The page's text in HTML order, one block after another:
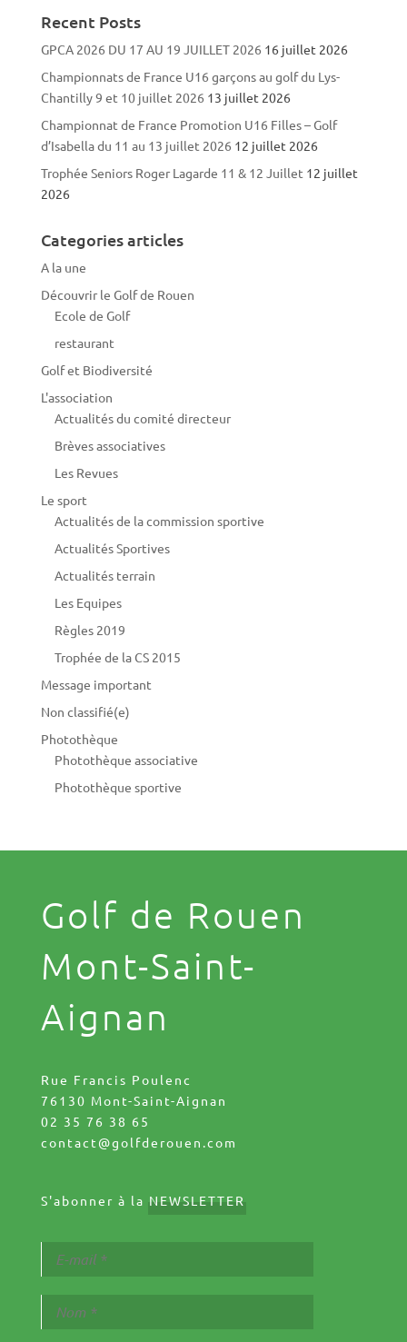
Recent Posts
GPCA 2026 DU 17 AU 19 JUILLET 2026 16 juillet 2026
Championnats de France U16 garçons au golf du Lys-
Chantilly 9 et 10 juillet 2026 13 juillet 2026
Championnat de France Promotion U16 Filles – Golf
d’Isabella du 11 au 13 juillet 2026 12 juillet 2026
Trophée Seniors Roger Lagarde 11 & 12 Juillet 12 juillet
2026
Categories articles
A la une
Découvrir le Golf de Rouen
Ecole de Golf
restaurant
Golf et Biodiversité
L'association
Actualités du comité directeur
Brèves associatives
Les Revues
Le sport
Actualités de la commission sportive
Actualités Sportives
Actualités terrain
Les Equipes
Règles 2019
Trophée de la CS 2015
Message important
Non classifié(e)
Photothèque
Photothèque associative
Photothèque sportive
Golf de Rouen
Mont-Saint-
Aignan
Rue Francis Poulenc
76130 Mont-Saint-Aignan
02 35 76 38 65
contact@golfderouen.com
S'abonner à la NEWSLETTER